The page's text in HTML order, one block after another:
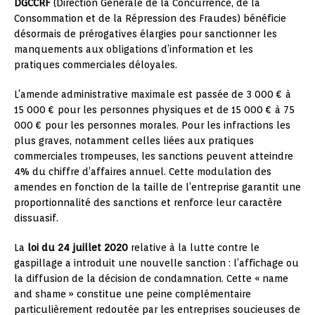
DGCCRF (Direction Générale de la Concurrence, de la
Consommation et de la Répression des Fraudes) bénéficie
désormais de prérogatives élargies pour sanctionner les
manquements aux obligations d’information et les
pratiques commerciales déloyales.
L’amende administrative maximale est passée de 3 000 € à
15 000 € pour les personnes physiques et de 15 000 € à 75
000 € pour les personnes morales. Pour les infractions les
plus graves, notamment celles liées aux pratiques
commerciales trompeuses, les sanctions peuvent atteindre
4% du chiffre d’affaires annuel. Cette modulation des
amendes en fonction de la taille de l’entreprise garantit une
proportionnalité des sanctions et renforce leur caractère
dissuasif.
La loi du 24 juillet 2020 relative à la lutte contre le
gaspillage a introduit une nouvelle sanction : l’affichage ou
la diffusion de la décision de condamnation. Cette « name
and shame » constitue une peine complémentaire
particulièrement redoutée par les entreprises soucieuses de